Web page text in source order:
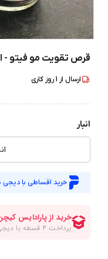
قرص تقویت مو فیتو -
ارسال از 1روز کاری
انبار
خرید اقساطی با دیجی